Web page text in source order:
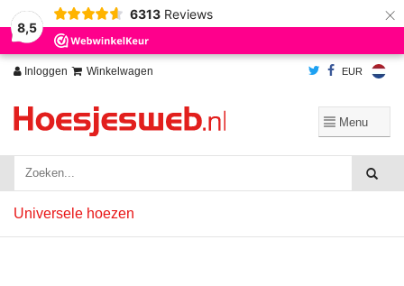
8,5
6313 Reviews ×
Inloggen Winkelwagen EUR
Universele hoezen
Wij slaan cookies op om onze website te verbeteren. Is dat akkoord?
Ja
Nee